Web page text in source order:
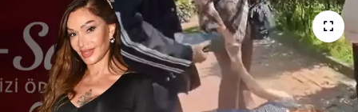
KÜLTÜR SANAT
MAGAZİN
POLİTİKA